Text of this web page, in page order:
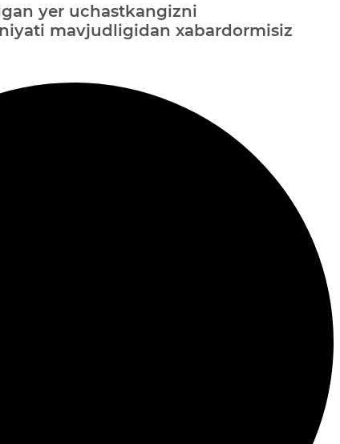
yer uchastkangizni
mavjudligidan xabardormisiz